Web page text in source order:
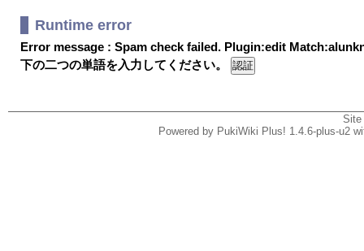
Runtime error
Error message : Spam check failed. Plugin:edit
下の二つの単語を入力してください。
Powered by PukiWiki Plus! 1.4.6-plus-u2